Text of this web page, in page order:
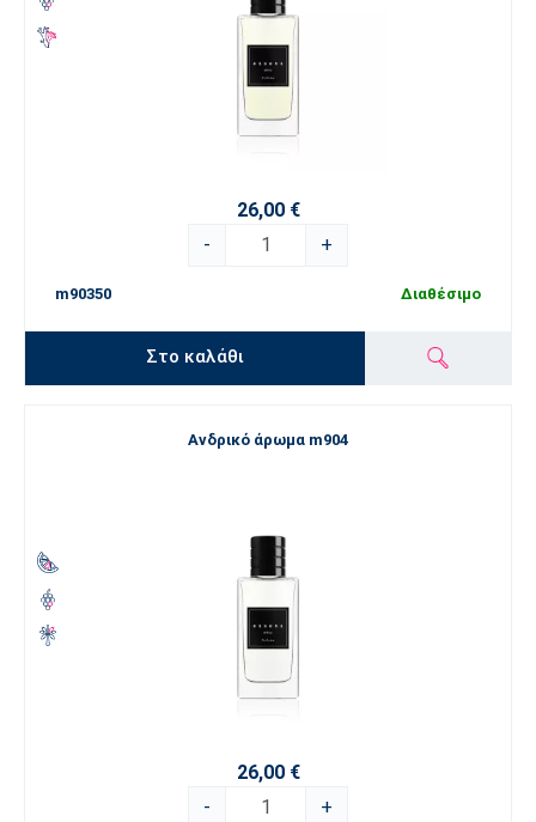
26,00 €
-
+
m90350 Διαθέσιμο
Στο καλάθι
Ανδρικό άρωμα m904
26,00 €
-
+